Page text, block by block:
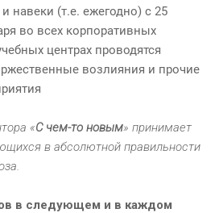
навеки (т.е. ежегодно) с 25
во всех корпоративных
центрах проводятся
возлияния и прочие
«С чем-то новым» принимает
в абсолютной правильности
в следующем и в каждом